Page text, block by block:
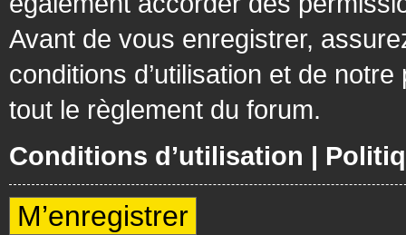
Avant de vous enregistrer,
conditions d’utilisation et de
tout le règlement du forum.
Conditions d’utilisation |
M’enregistrer